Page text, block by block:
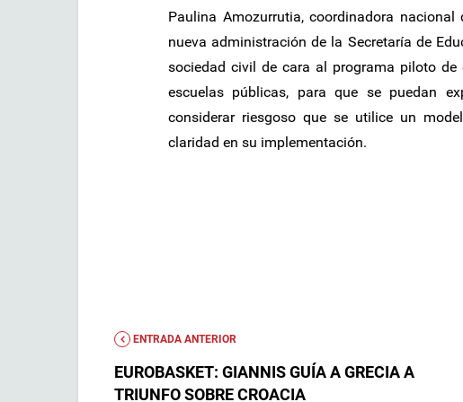
Paulina Amozurrutia, coordinadora
nueva administración de la Secretaría de
sociedad civil de cara al programa piloto de
escuelas públicas, para que se puedan
considerar riesgoso que se utilice un
claridad en su implementación.
ENTRADA ANTERIOR
EUROBASKET: GIANNIS GUÍA A GRECIA A
TRIUNFO SOBRE CROACIA